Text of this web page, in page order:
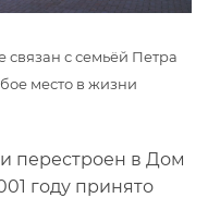
связан с семьёй Петра
место в жизни
перестроен в Дом
году принято